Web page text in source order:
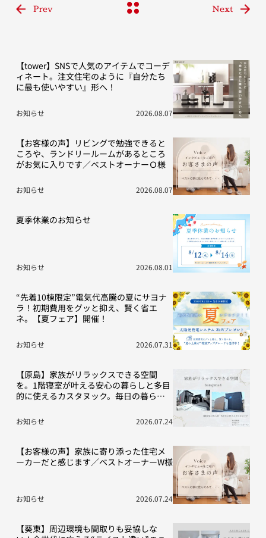
Prev Next
【tower】SNSで人気のアイテムでコーデ
ィネート。注文住宅のように『自分たち
に最も使いやすい』形へ！
お知らせ 2026.08.07
【お客様の声】リビングで勉強できると
ころや、ランドリールームがあるところ
がお気に入りです／ベストオーナーＯ様
お知らせ 2026.08.07
夏季休業のお知らせ
お知らせ 2026.08.01
“先着10棟限定”電気代高騰の夏にサヨナ
ラ！初期費用をグッと抑え、賢く省エ
ネ。【夏フェア】開催！
お知らせ 2026.07.31
【原島】家族がリラックスできる空間
を。1階寝室が叶える安心の暮らしと多目
的に使えるカスタヌック。毎日の暮らし
お知らせ 2026.07.24
【お客様の声】家族に寄り添った住宅メ
ーカーだと感じます／ベストオーナーW様
お知らせ 2026.07.24
【葵東】周辺環境も間取りも妥協しな